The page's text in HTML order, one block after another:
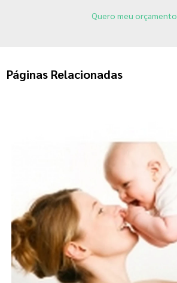
Quero meu orçamento
Páginas Relacionadas